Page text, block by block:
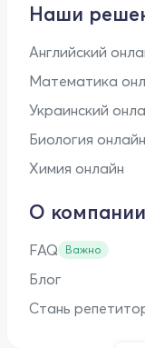
Наши
Английский
Математика
Украинский
Биология онлайн
Химия онлайн
О компании
FAQ Важно
Блог
Стань